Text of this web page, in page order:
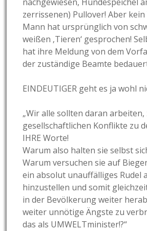
zerrissenen) Pullover! Aber
Mann hat ursprünglich von
weißen ‚Tieren‘ gesprochen!
hat ihre Meldung von dem
der zuständige Beamte
EINDEUTIGER geht es ja wohl
„Wir alle sollten daran arbeiten,
gesellschaftlichen Konflikte zu
IHRE Worte!
Warum also halten sie selbst
Warum versuchen sie auf
ein absolut unauffälliges Rudel
hinzustellen und somit
in der Bevölkerung weiter
weiter unnötige Ängste zu
das als UMWELTminister!?“